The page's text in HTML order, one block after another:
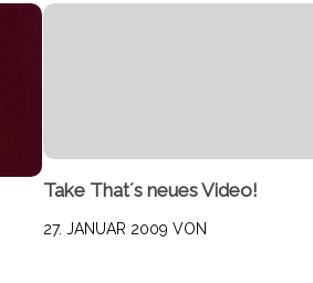
Take That´s neues Video!
27. JANUAR 2009 VON